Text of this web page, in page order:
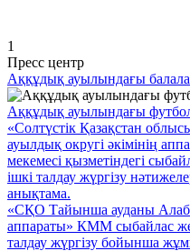
1
Пресс центр
Аққұдық ауылындағы
Аққұдық ауылындағы
«Солтүстік Қазақстан
ауылдық округі әкімінің
мекемесі қызметіндегі
ішкі талдау жүргізу
анықтама.
«СҚО Тайынша ауданы
аппараты» КММ сыбайлас
талдау жүргізу бойынша